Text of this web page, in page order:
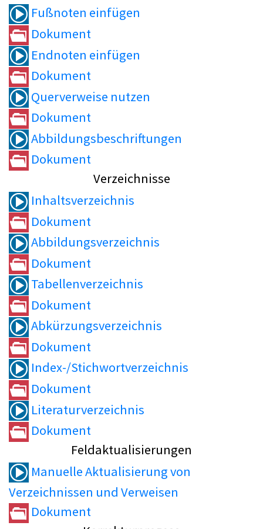
Fußnoten einfügen
Dokument
Endnoten einfügen
Dokument
Querverweise nutzen
Dokument
Abbildungsbeschriftungen
Dokument
Verzeichnisse
Inhaltsverzeichnis
Dokument
Abbildungsverzeichnis
Dokument
Tabellenverzeichnis
Dokument
Abkürzungsverzeichnis
Dokument
Index-/Stichwortverzeichnis
Dokument
Literaturverzeichnis
Dokument
Feldaktualisierungen
Manuelle Aktualisierung von
Verzeichnissen und Verweisen
Dokument